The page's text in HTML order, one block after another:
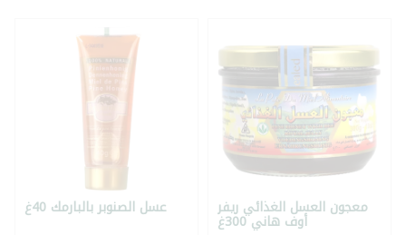
عسل الصنوبر بالبارمك 40غ معجون العسل الغذائي ريفر
أوف هاني 300غ